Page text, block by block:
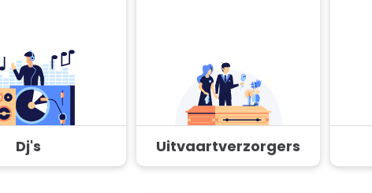
Dj's Uitvaartverzorgers